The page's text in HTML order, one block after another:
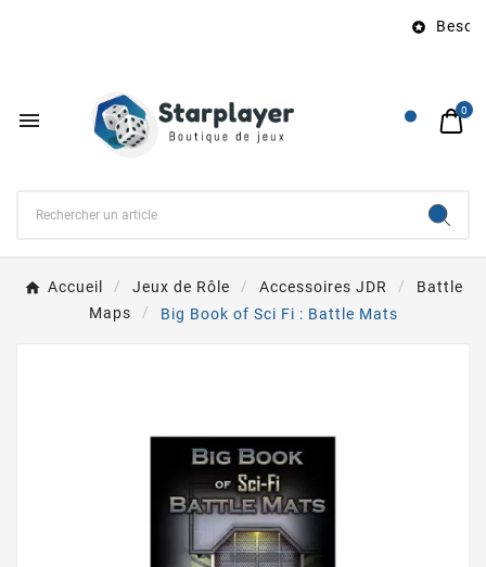
 Besoin
 0
Accueil Jeux de Rôle Accessoires JDR
Battle
Maps
Big Book of Sci Fi : Battle Mats